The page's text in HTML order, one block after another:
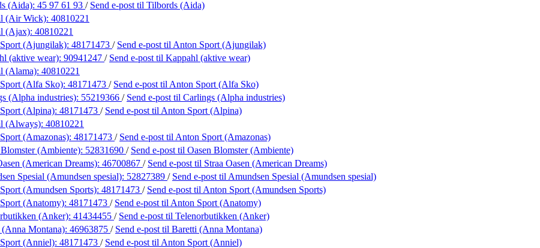
(Aida): 45 97 61 93 / Send e-post til Tilbords (Aida)
(Air Wick): 40810221
(Ajax): 40810221
(Ajungilak): 48171473 / Send e-post til Anton Sport (Ajungilak)
(aktive wear): 90941247 / Send e-post til Kappahl (aktive wear)
(Alama): 40810221
(Alfa Sko): 48171473 / Send e-post til Anton Sport (Alfa Sko)
(Alpha industries): 55219366 / Send e-post til Carlings (Alpha industries)
(Alpina): 48171473 / Send e-post til Anton Sport (Alpina)
(Always): 40810221
(Amazonas): 48171473 / Send e-post til Anton Sport (Amazonas)
(Ambiente): 52831690 / Send e-post til Oasen Blomster (Ambiente)
(American Dreams): 46700867 / Send e-post til Straa Oasen (American Dreams)
Spesial (Amundsen spesial): 52827389 / Send e-post til Amundsen Spesial (Amundsen spesial)
(Amundsen Sports): 48171473 / Send e-post til Anton Sport (Amundsen Sports)
(Anatomy): 48171473 / Send e-post til Anton Sport (Anatomy)
(Anker): 41434455 / Send e-post til Telenorbutikken (Anker)
Montana): 46963875 / Send e-post til Baretti (Anna Montana)
(Anniel): 48171473 / Send e-post til Anton Sport (Anniel)